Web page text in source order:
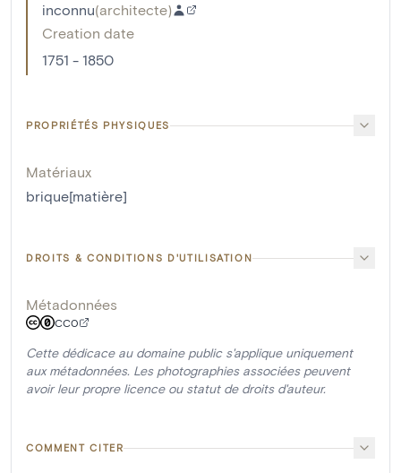
inconnu(architecte)
Creation date
1751 - 1850
PROPRIÉTÉS PHYSIQUES
Matériaux
brique[matière]
DROITS & CONDITIONS D'UTILISATION
Métadonnées
CC0
Cette dédicace au domaine public s'applique uniquement
aux métadonnées. Les photographies associées peuvent
avoir leur propre licence ou statut de droits d'auteur.
COMMENT CITER